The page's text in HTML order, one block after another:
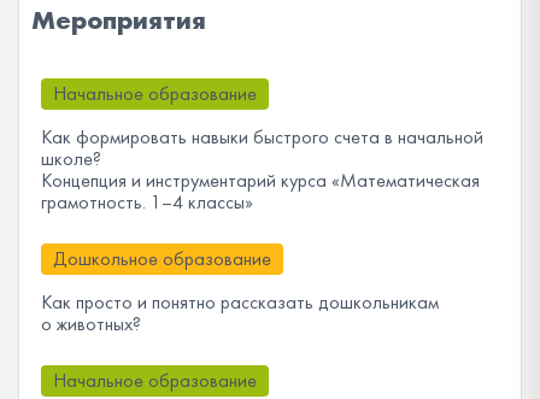
Мероприятия
Начальное образование
Как формировать навыки быстрого счета в начальной
школе?
Концепция и инструментарий курса «Математическая
грамотность. 1–4 классы»
Дошкольное образование
Как просто и понятно рассказать дошкольникам
о животных?
Начальное образование